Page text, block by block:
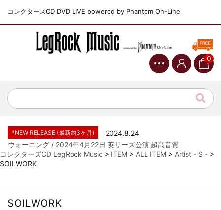
コレクターズCD DVD LIVE powered by Phantom On-Line
0
ジャーニー / 1979年5月8+9日 コロラド州 2公演 SBD 完全収録！
*NEW RELEASE (最新約3ヶ月)
2024.11.9
*NEW RELEASE (最新約3ヶ月)
2024.8.24
ウォーニング / 2024年4月22日 英リーズ公演 超高音質
IEM+Aud！
*NEW RELEASE (最新約3ヶ月)
収録！
*NEW RELEASE (最新約3ヶ月)
コレクターズCD LegRock Music > ITEM > ALL ITEM > Artist - S - >
SOILWORK
SOILWORK